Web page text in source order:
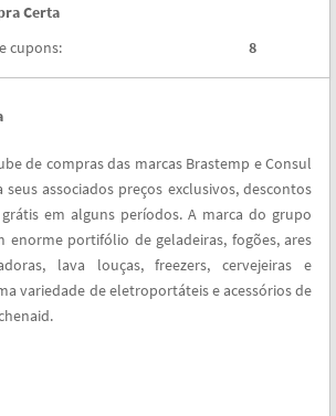
Certa
cupons:
8
de compras das marcas Brastemp e Consul
associados preços exclusivos, descontos
em alguns períodos. A marca do grupo
enorme portifólio de geladeiras, fogões, ares
lava louças, freezers, cervejeiras e
variedade de eletroportáteis e acessórios de